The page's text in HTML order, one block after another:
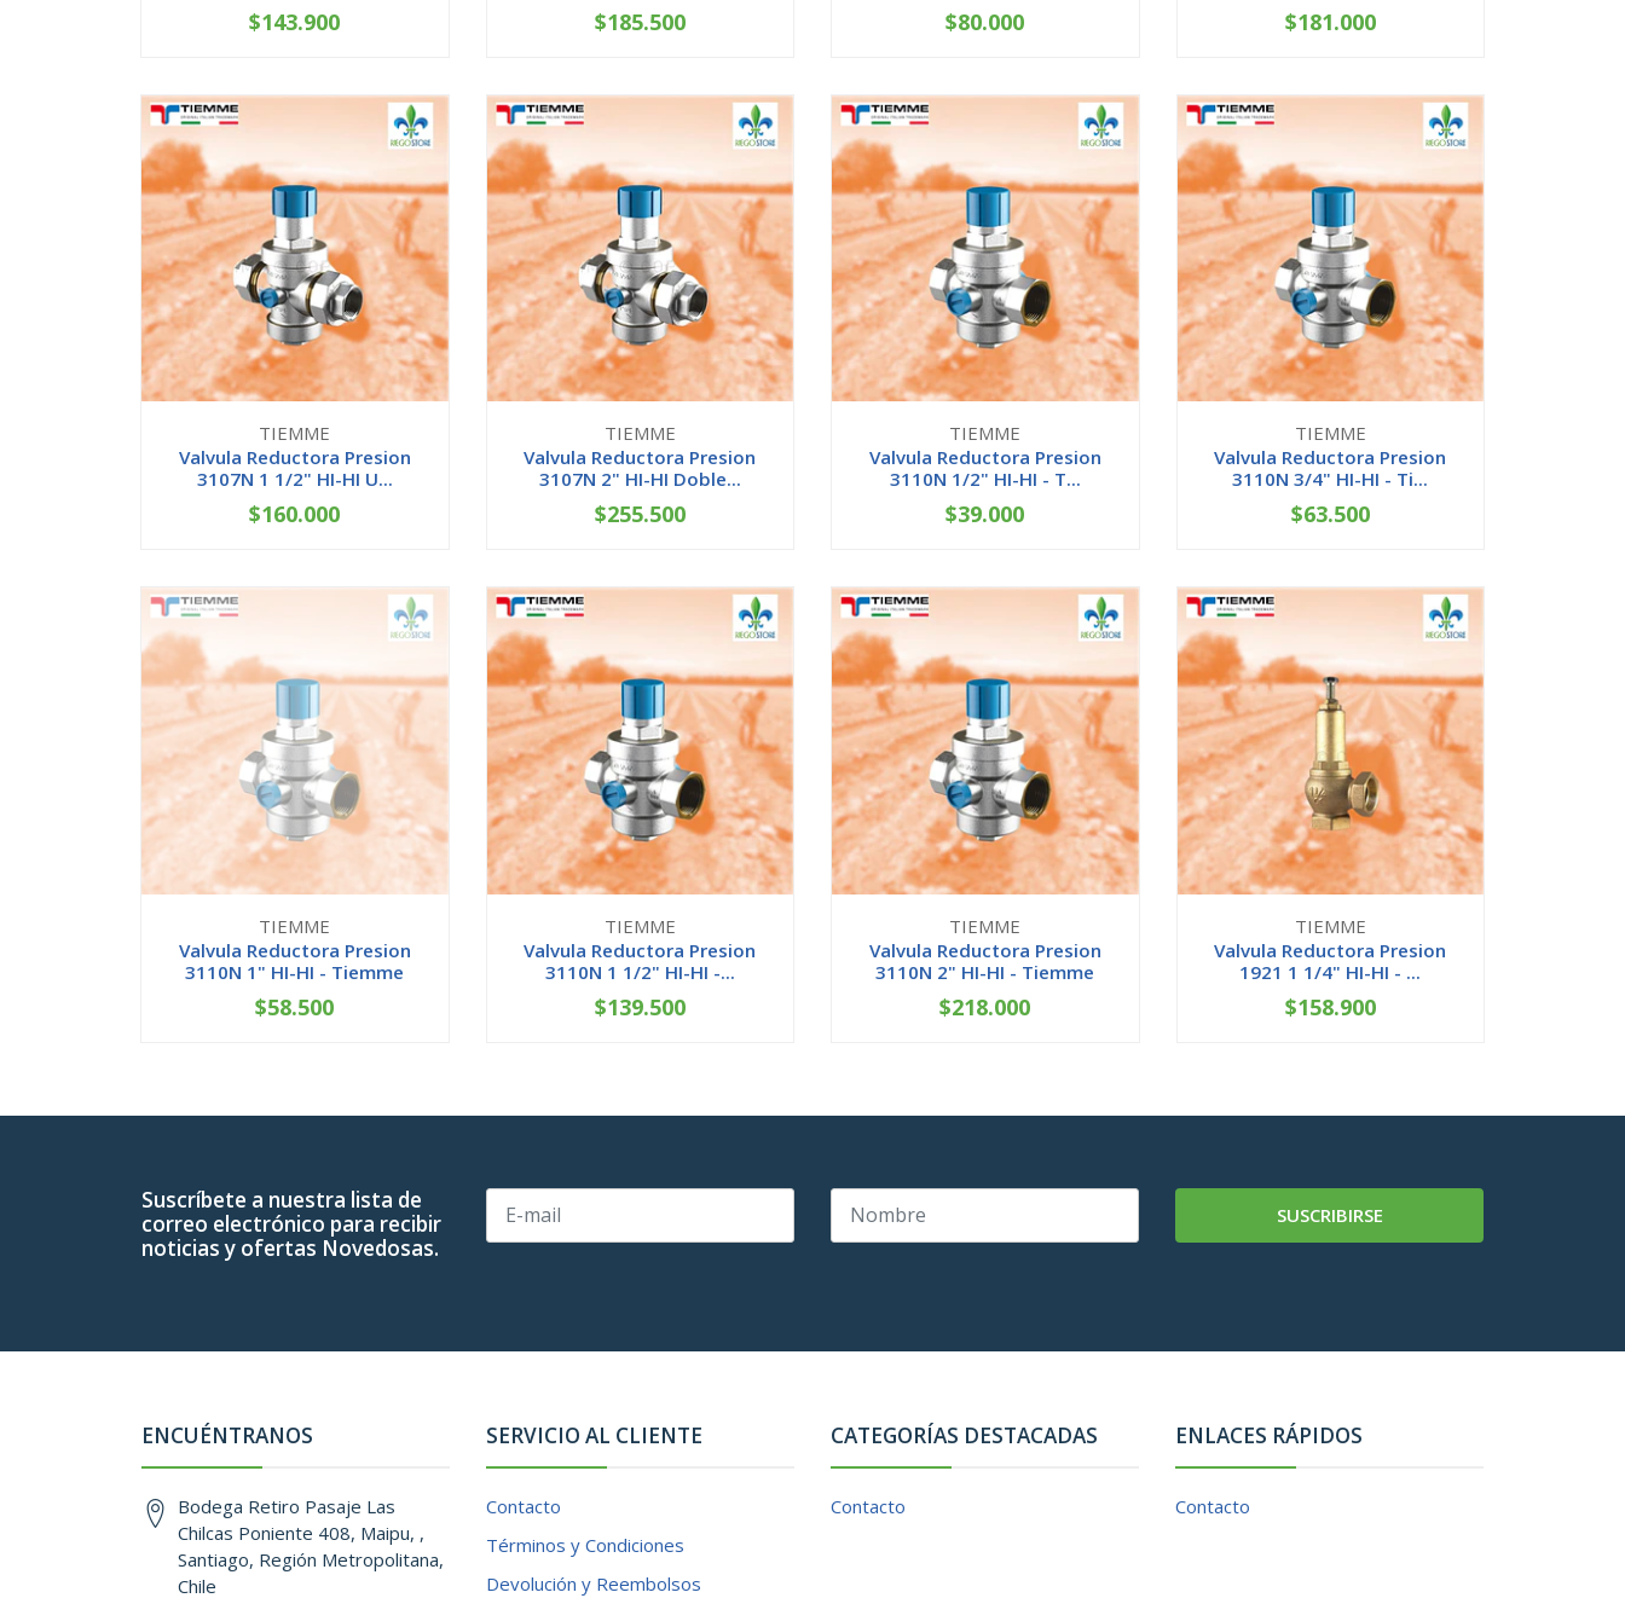
+
$143.900
AGOTADO
$185.500
+
$80.000
+
$181.000
TIEMME
Valvula Reductora Presion
3107N 1 1/2" HI-HI U...
+
$160.000
TIEMME
Valvula Reductora Presion
3107N 2" HI-HI Doble...
+
$255.500
TIEMME
Valvula Reductora Presion
3110N 1/2" HI-HI - T...
+
$39.000
TIEMME
Valvula Reductora Presion
3110N 3/4" HI-HI - Ti...
+
$63.500
TIEMME
Valvula Reductora Presion
3110N 1" HI-HI - Tiemme
AGOTADO
$58.500
TIEMME
Valvula Reductora Presion
3110N 1 1/2" HI-HI -...
+
$139.500
TIEMME
Valvula Reductora Presion
3110N 2" HI-HI - Tiemme
+
$218.000
TIEMME
Valvula Reductora Presion
1921 1 1/4" HI-HI - ...
+
$158.900
Suscríbete a nuestra lista de
correo electrónico para recibir
noticias y ofertas Novedosas.
SUSCRIBIRSE
ENCUÉNTRANOS
Bodega Retiro Pasaje Las
Chilcas Poniente 408, Maipu, ,
Santiago, Región Metropolitana,
Chile
SERVICIO AL CLIENTE
Contacto
Términos y Condiciones
Devolución y Reembolsos
CATEGORÍAS DESTACADAS
Contacto
ENLACES RÁPIDOS
Contacto